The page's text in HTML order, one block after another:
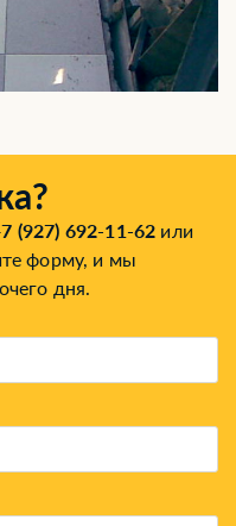
(927) 692-11-62 или
форму, и мы
дня.